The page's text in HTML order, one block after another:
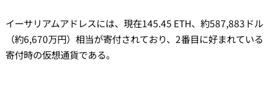
イーサリアムアドレスには、現在145.45 ETH、約587,883ドル
（約6,670万円）相当が寄付されており、2番目に好まれている
寄付時の仮想通貨である。